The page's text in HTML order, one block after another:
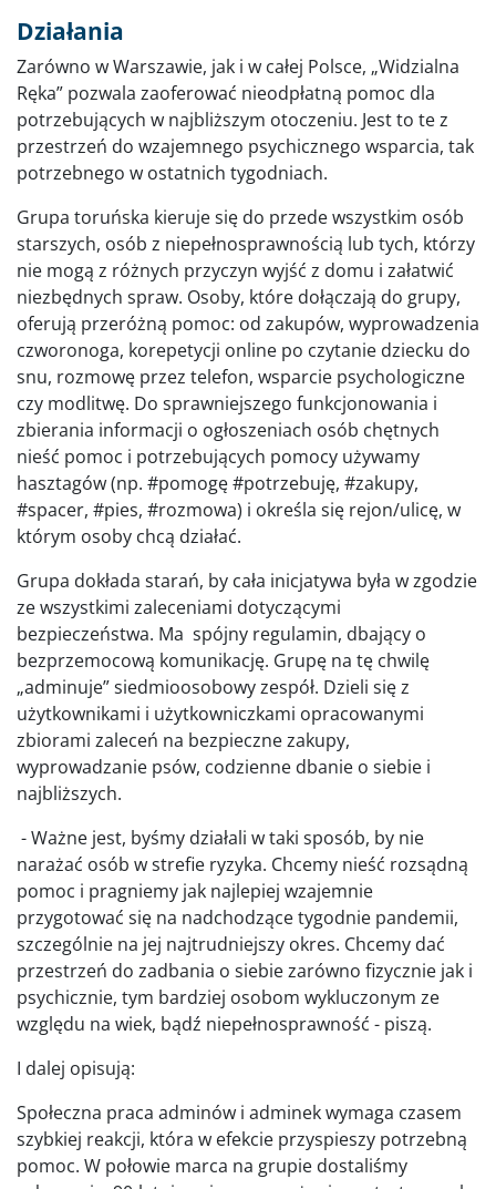
Działania
Zarówno w Warszawie, jak i w całej Polsce, „Widzialna
Ręka” pozwala zaoferować nieodpłatną pomoc dla
potrzebujących w najbliższym otoczeniu. Jest to te z
przestrzeń do wzajemnego psychicznego wsparcia, tak
potrzebnego w ostatnich tygodniach.
Grupa toruńska kieruje się do przede wszystkim osób
starszych, osób z niepełnosprawnością lub tych, którzy
nie mogą z różnych przyczyn wyjść z domu i załatwić
niezbędnych spraw. Osoby, które dołączają do grupy,
oferują przeróżną pomoc: od zakupów, wyprowadzenia
czworonoga, korepetycji online po czytanie dziecku do
snu, rozmowę przez telefon, wsparcie psychologiczne
czy modlitwę. Do sprawniejszego funkcjonowania i
zbierania informacji o ogłoszeniach osób chętnych
nieść pomoc i potrzebujących pomocy używamy
hasztagów (np. #pomogę #potrzebuję, #zakupy,
#spacer, #pies, #rozmowa) i określa się rejon/ulicę, w
którym osoby chcą działać.
Grupa dokłada starań, by cała inicjatywa była w zgodzie
ze wszystkimi zaleceniami dotyczącymi
bezpieczeństwa. Ma spójny regulamin, dbający o
bezprzemocową komunikację. Grupę na tę chwilę
„adminuje” siedmioosobowy zespół. Dzieli się z
użytkownikami i użytkowniczkami opracowanymi
zbiorami zaleceń na bezpieczne zakupy,
wyprowadzanie psów, codzienne dbanie o siebie i
najbliższych.
- Ważne jest, byśmy działali w taki sposób, by nie
narażać osób w strefie ryzyka. Chcemy nieść rozsądną
pomoc i pragniemy jak najlepiej wzajemnie
przygotować się na nadchodzące tygodnie pandemii,
szczególnie na jej najtrudniejszy okres. Chcemy dać
przestrzeń do zadbania o siebie zarówno fizycznie jak i
psychicznie, tym bardziej osobom wykluczonym ze
względu na wiek, bądź niepełnosprawność - piszą.
I dalej opisują:
Społeczna praca adminów i adminek wymaga czasem
szybkiej reakcji, która w efekcie przyspieszy potrzebną
pomoc. W połowie marca na grupie dostaliśmy